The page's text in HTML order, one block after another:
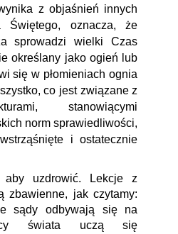
z objaśnień innych
Świętego, oznacza, że
sprowadzi wielki Czas
określany jako ogień lub
się w płomieniach ognia
co jest związane z
stanowiącymi
norm sprawiedliwości,
i ostatecznie
uzdrowić. Lekcje z
zbawienne, jak czytamy:
sądy odbywają się na
świata uczą się